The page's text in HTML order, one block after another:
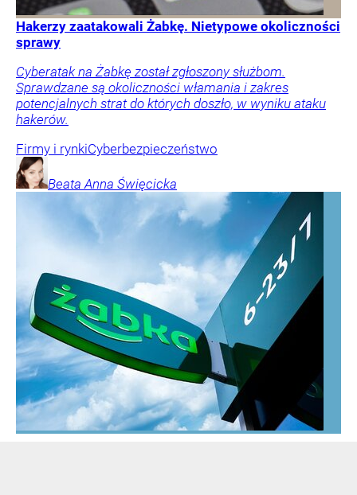
Hakerzy zaatakowali Żabkę. Nietypowe okoliczności
sprawy
Cyberatak na Żabkę został zgłoszony służbom.
Sprawdzane są okoliczności włamania i zakres
potencjalnych strat do których doszło, w wyniku ataku
hakerów.
Firmy i rynkiCyberbezpieczeństwo
Beata Anna Święcicka